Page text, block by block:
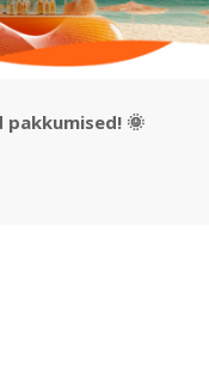
pakkumised! 🌞